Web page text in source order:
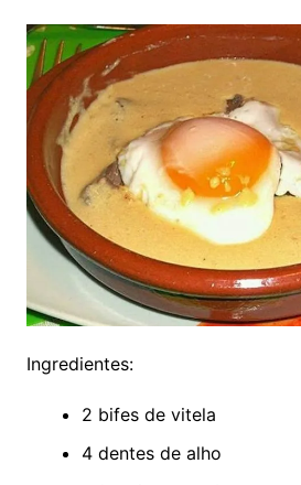
Ingredientes:
2 bifes de vitela
4 dentes de alho